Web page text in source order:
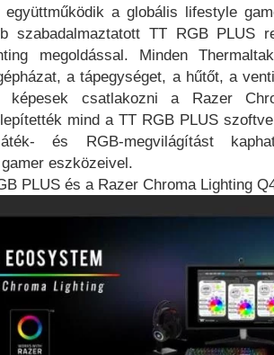
együttműködik a globális lifestyle
szabadalmaztatott TT RGB PLUS
megoldással. Minden
a tápegységet, a hűtőt, a
csatlakozni a Razer
mind a TT RGB PLUS
és RGB-megvilágítást
eszközeivel.
PLUS és a Razer Chroma Lighting